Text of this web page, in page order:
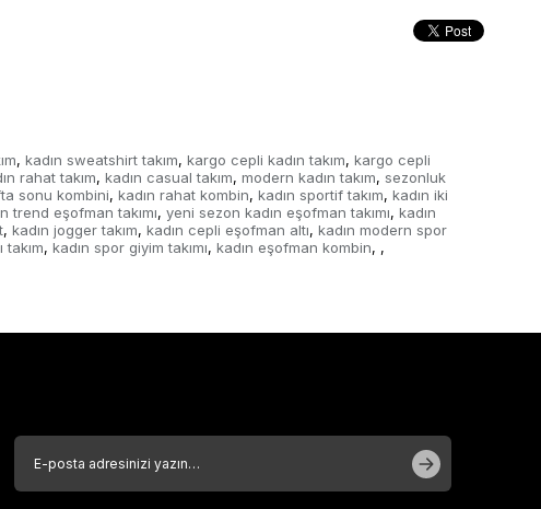
, kadın sweatshirt takım, kargo cepli kadın takım, kargo cepli
rahat takım, kadın casual takım, modern kadın takım, sezonluk
sonu kombini, kadın rahat kombin, kadın sportif takım, kadın iki
trend eşofman takımı, yeni sezon kadın eşofman takımı, kadın
, kadın jogger takım, kadın cepli eşofman altı, kadın modern spor
takım, kadın spor giyim takımı, kadın eşofman kombin, ,